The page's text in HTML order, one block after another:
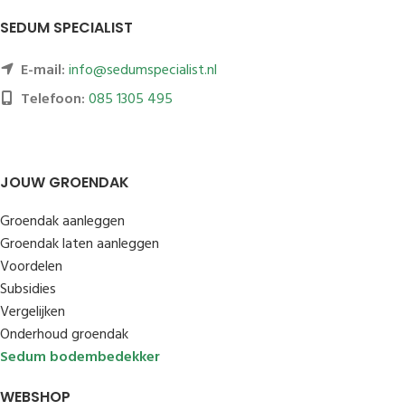
SEDUM SPECIALIST
E-mail:info@sedumspecialist.nl
Telefoon:085 1305 495
JOUW GROENDAK
Groendak aanleggen
Groendak laten aanleggen
Voordelen
Subsidies
Vergelijken
Onderhoud groendak
Sedum bodembedekker
WEBSHOP